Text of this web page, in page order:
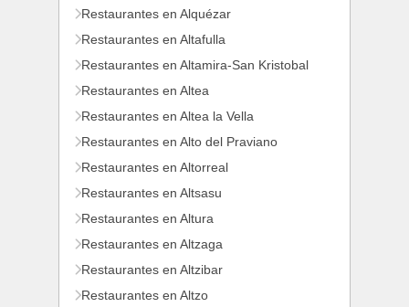
Restaurantes en Alquézar
Restaurantes en Altafulla
Restaurantes en Altamira-San Kristobal
Restaurantes en Altea
Restaurantes en Altea la Vella
Restaurantes en Alto del Praviano
Restaurantes en Altorreal
Restaurantes en Altsasu
Restaurantes en Altura
Restaurantes en Altzaga
Restaurantes en Altzibar
Restaurantes en Altzo